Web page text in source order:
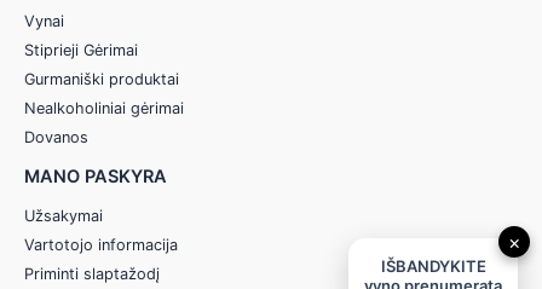
Vynai
Stiprieji Gėrimai
Gurmaniški produktai
Nealkoholiniai gėrimai
Dovanos
MANO PASKYRA
Užsakymai
Vartotojo informacija
Priminti slaptažodį
×
IŠBANDYKITE